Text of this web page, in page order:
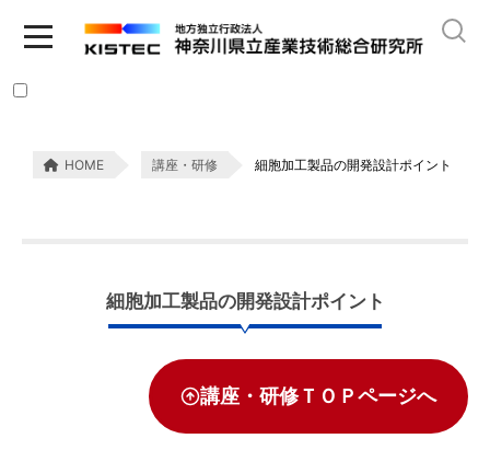
HOME 講座・研修 細胞加工製品の開発設計ポイント
細胞加工製品の開発設計ポイント
講座・研修ＴＯＰページへ